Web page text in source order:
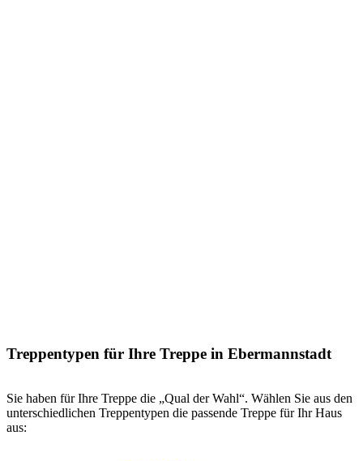
Treppentypen für Ihre Treppe in Ebermannstadt
Sie haben für Ihre Treppe die „Qual der Wahl“. Wählen Sie aus den
unterschiedlichen Treppentypen die passende Treppe für Ihr Haus
aus: